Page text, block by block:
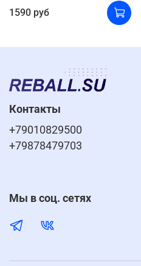
1590 руб
Контакты
+79010829500
+79878479703
Мы в соц. сетях